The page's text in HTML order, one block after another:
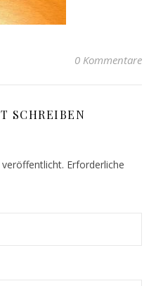
0 Kommentare
SCHREIBEN
Erforderliche